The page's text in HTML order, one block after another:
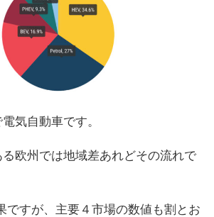
気自動車です。
欧州では地域差あれどその流れで
ですが、主要４市場の数値も割とお